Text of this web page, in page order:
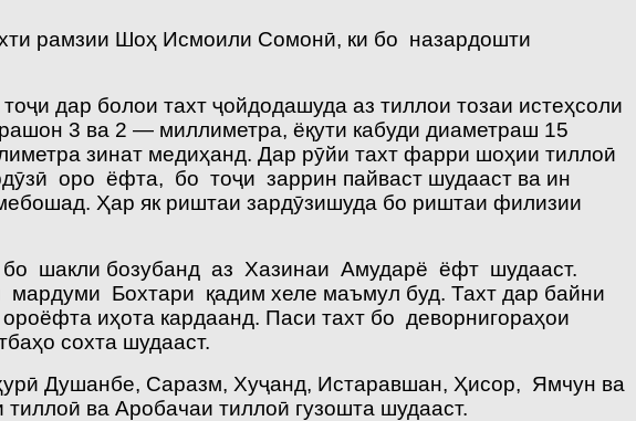
рамзии Шоҳ Исмоили Сомонӣ, ки бо назардошти
дар болои тахт ҷойдодашуда аз тиллои тозаи истеҳсоли
3 ва 2 — миллиметра, ёқути кабуди диаметраш 15
зинат медиҳанд. Дар рӯйи тахт фарри шоҳии тиллоӣ
оро ёфта, бо тоҷи заррин пайваст шудааст ва ин
Ҳар як риштаи зардӯзишуда бо риштаи филизии
шакли бозубанд аз Хазинаи Амударё ёфт шудааст.
Бохтари қадим хеле маъмул буд. Тахт дар байни
иҳота кардаанд. Паси тахт бо деворнигораҳои
сохта шудааст.
Душанбе, Саразм, Хуҷанд, Истаравшан, Ҳисор, Ямчун ва
ва Аробачаи тиллоӣ гузошта шудааст.